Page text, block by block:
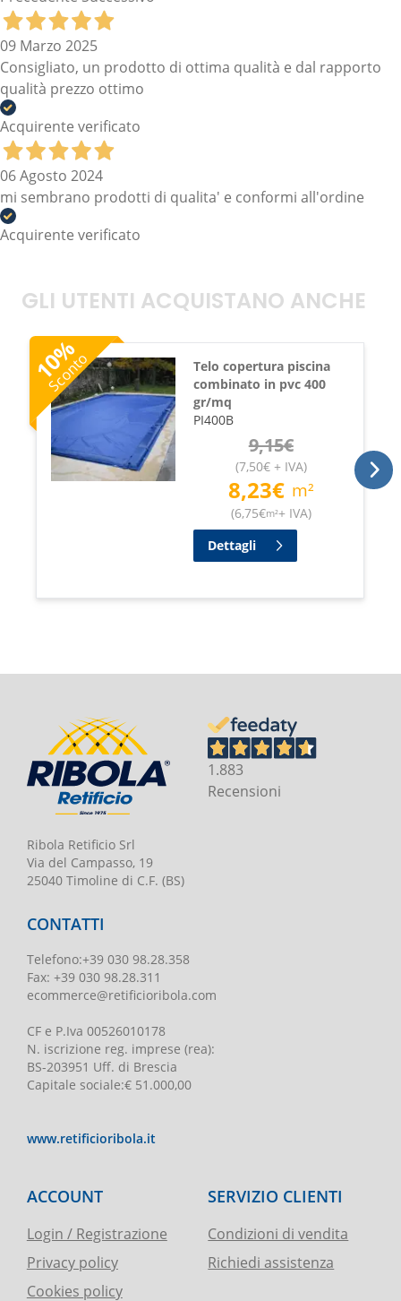
09 Marzo 2025
Consigliato, un prodotto di ottima qualità e dal rapporto
qualità prezzo ottimo
Acquirente verificato
06 Agosto 2024
mi sembrano prodotti di qualita' e conformi all'ordine
Acquirente verificato
GLI UTENTI ACQUISTANO ANCHE
10
%
Sconto
Telo copertura piscina
combinato in pvc 400
gr/mq
PI400B
9,15€
(7,50€+ IVA)
8,23€ m²
(6,75€m²+ IVA)
Dettagli
Ribola Retificio Srl
Via del Campasso, 19
25040 Timoline di C.F. (BS)
1.883
Recensioni
CONTATTI
Telefono:+39 030 98.28.358
Fax: +39 030 98.28.311
ecommerce@retificioribola.com
CF e P.Iva 00526010178
N. iscrizione reg. imprese (rea):
BS-203951 Uff. di Brescia
Capitale sociale:€ 51.000,00
www.retificioribola.it
ACCOUNT
Login / Registrazione
Privacy policy
Cookies policy
SERVIZIO CLIENTI
Condizioni di vendita
Richiedi assistenza